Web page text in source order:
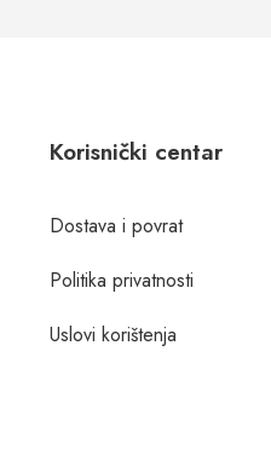
Korisnički centar
Dostava i povrat
Politika privatnosti
Uslovi korištenja